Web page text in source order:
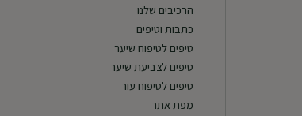
הרכיבים שלנו
כתבות וטיפים
טיפים לטיפוח שיער
טיפים לצביעת שיער
טיפים לטיפוח עור
מפת אתר